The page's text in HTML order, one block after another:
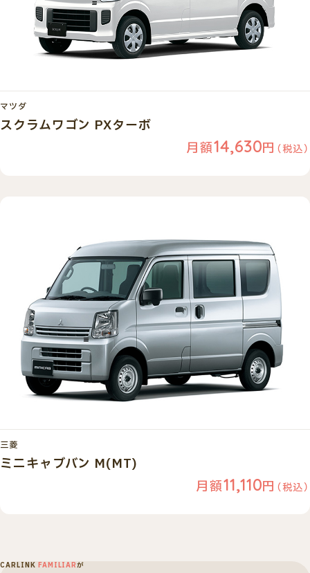
マツダ
スクラムワゴン PXターボ
月額14,630円 （税込）
三菱
ミニキャブバン M(MT)
月額11,110円 （税込）
CARLINK FAMILIARが